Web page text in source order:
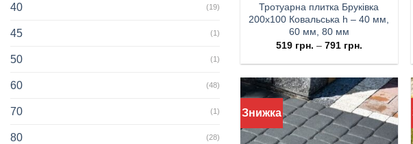
40 (19)
45 (1)
50 (1)
60 (48)
70 (1)
80 (28)
Тротуарна плитка Бруківка
200х100 Ковальська h – 40 мм,
60 мм, 80 мм
519 грн. – 791 грн.
Знижка